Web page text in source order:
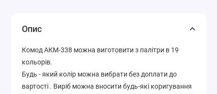
Опис
Комод АКМ-338 можна виготовити з палітри в 19
кольорів.
Будь - який колір можна вибрати без доплати до
вартості . Виріб можна вносити будь-які коригування